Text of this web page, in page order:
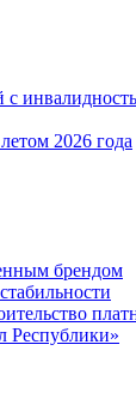
с
2026 года
брендом
Республики»